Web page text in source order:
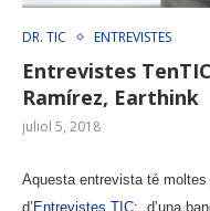
DR. TIC ENTREVISTES
Entrevistes
Ramírez, Earthink
juliol 5, 2018
Aquesta entrevista té
d’Entrevistes TIC: d’una